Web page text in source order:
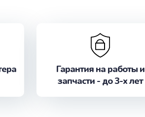
Гарантия на работы и
запчасти - до 3-х лет